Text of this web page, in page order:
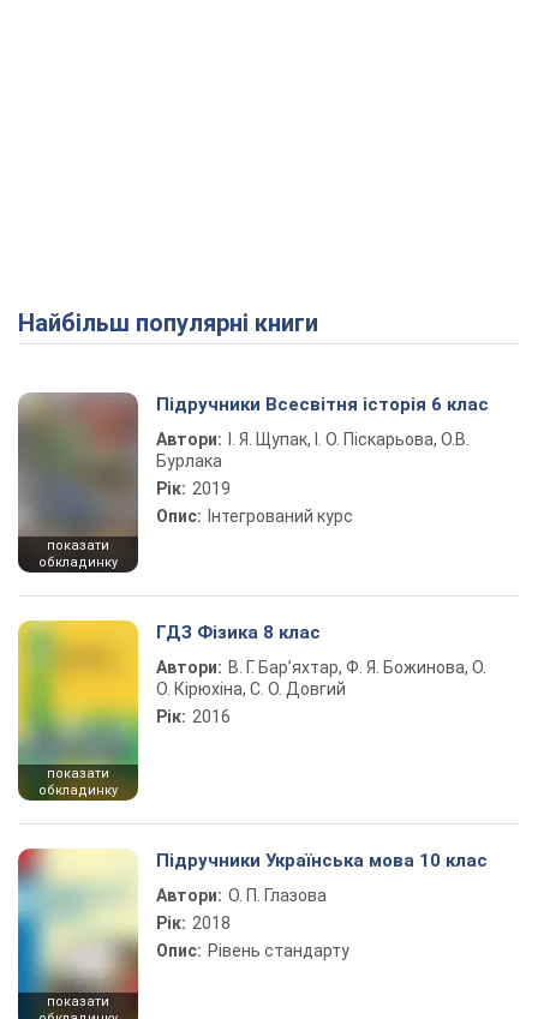
Найбільш популярні книги
показати
обкладинку
Підручники Всесвітня історія 6 клас
Автори:
І. Я. Щупак, І. О. Піскарьова, О.В.
Бурлака
Рік: 2019
Опис: Інтегрований курс
показати
обкладинку
ГДЗ Фізика 8 клас
Автори: В. Г. Бар’яхтар, Ф. Я. Божинова, О.
О. Кірюхіна, С. О. Довгий
Рік: 2016
показати
Підручники Українська мова 10 клас
Автори: О. П. Глазова
Рік: 2018
Опис: Рівень стандарту